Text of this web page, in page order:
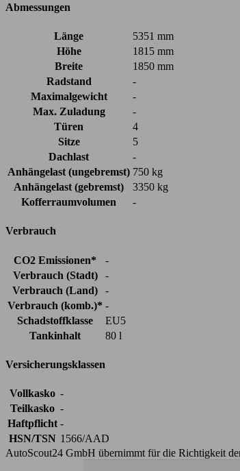
Abmessungen
Länge
5351 mm
Höhe
1815 mm
Breite
1850 mm
Radstand
-
Maximalgewicht
-
Max. Zuladung
-
Türen
4
Sitze
5
Dachlast
-
Anhängelast (ungebremst) 750 kg
Anhängelast (gebremst)
3350 kg
Kofferraumvolumen
-
Verbrauch
CO2 Emissionen*
-
Verbrauch (Stadt)
-
Verbrauch (Land)
-
Verbrauch (komb.)* -
Schadstoffklasse
EU5
Tankinhalt
80 l
Versicherungsklassen
Vollkasko -
Teilkasko -
Haftpflicht -
HSN/TSN 1566/AAD
AutoScout24 GmbH übernimmt für die Richtigkeit